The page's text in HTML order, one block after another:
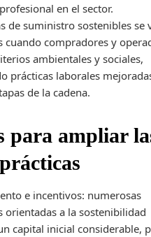
en el sector.
de suministro sostenibles se
cuando compradores y
ambientales y sociales,
prácticas laborales
de la cadena.
para ampliar
e incentivos: numerosas
orientadas a la sostenibilidad
capital inicial considerable,